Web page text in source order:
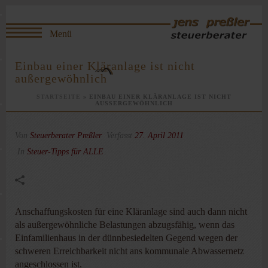
Einbau einer Kläranlage ist nicht
außergewöhnlich
» EINBAU EINER KLÄRANLAGE IST NICHT
AUSSERGEWÖHNLICH
Von Steuerberater Preßler Verfasst 27. April 2011
In Steuer-Tipps für ALLE
Anschaffungskosten für eine Kläranlage sind auch dann nicht
als außergewöhnliche Belastungen abzugsfähig, wenn das
Einfamilienhaus in der dünnbesiedelten Gegend wegen der
schweren Erreichbarkeit nicht ans kommunale Abwassernetz
angeschlossen ist.